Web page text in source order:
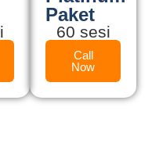
Paket
60 sesi
Call
Now